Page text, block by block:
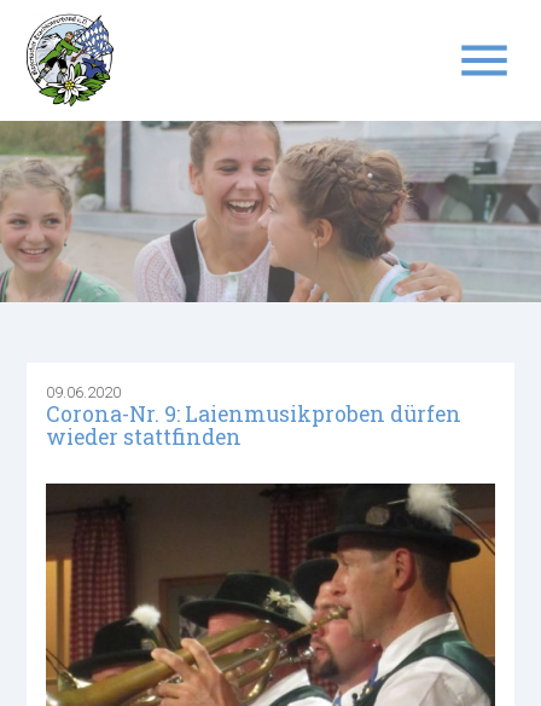
menu
Suchbegriffe SUCHEN
09.06.2020
Corona-Nr. 9: Laienmusikproben dürfen
wieder stattfinden